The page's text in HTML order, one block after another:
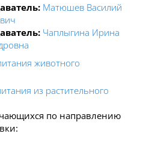
Матюшев Василий
Чаплыгина Ирина
животного
из растительного
по направлению